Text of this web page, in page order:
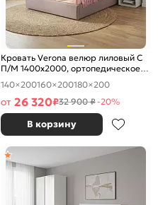
Кровать Verona велюр лиловый С
П/М 1400x2000, ортопедическое
основание, изголовье мягкое
140×200160×200180×200
от 26 320₽32 900 ₽-20%
В корзину